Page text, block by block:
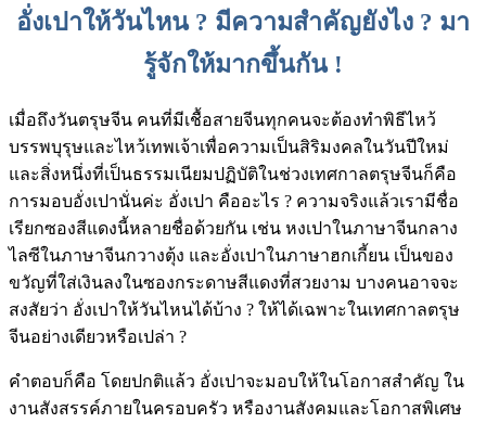
อั่งเปาให้วันไหน ? มีความสำคัญยังไง ? มา
รู้จักให้มากขึ้นกัน !
เมื่อถึงวันตรุษจีน คนที่มีเชื้อสายจีนทุกคนจะต้องทำพิธีไหว้
บรรพบุรุษและไหว้เทพเจ้าเพื่อความเป็นสิริมงคลในวันปีใหม่
และสิ่งหนึ่งที่เป็นธรรมเนียมปฏิบัติในช่วงเทศกาลตรุษจีนก็คือ
การมอบอั่งเปานั่นค่ะ อั่งเปา คืออะไร ? ความจริงแล้วเรามีชื่อ
เรียกซองสีแดงนี้หลายชื่อด้วยกัน เช่น หงเปาในภาษาจีนกลาง
ไลซีในภาษาจีนกวางตุ้ง และอั่งเปาในภาษาฮกเกี้ยน เป็นของ
ขวัญที่ใส่เงินลงในซองกระดาษสีแดงที่สวยงาม บางคนอาจจะ
สงสัยว่า อั่งเปาให้วันไหนได้บ้าง ? ให้ได้เฉพาะในเทศกาลตรุษ
จีนอย่างเดียวหรือเปล่า ?
คำตอบก็คือ โดยปกติแล้ว อั่งเปาจะมอบให้ในโอกาสสำคัญ ใน
งานสังสรรค์ภายในครอบครัว หรืองานสังคมและโอกาสพิเศษ